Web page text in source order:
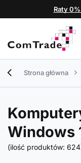
Raty
Strona główna
Windows
(ilość produktów: 624